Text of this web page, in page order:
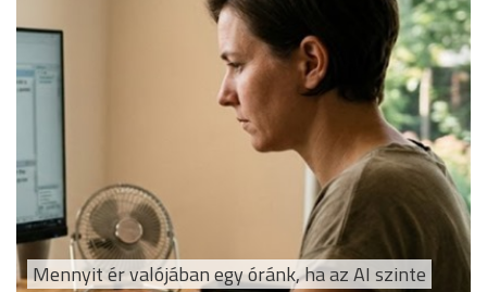
Mennyit ér valójában egy óránk, ha az AI szinte